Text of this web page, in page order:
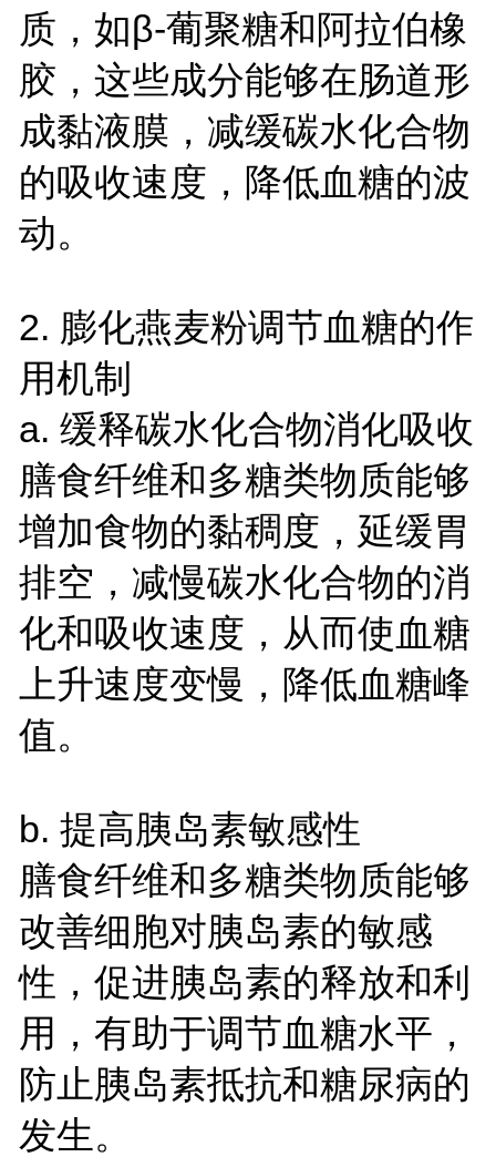
质，如β-葡聚糖和阿拉伯橡
胶，这些成分能够在肠道形
成黏液膜，减缓碳水化合物
的吸收速度，降低血糖的波
动。
2. 膨化燕麦粉调节血糖的作
用机制
a. 缓释碳水化合物消化吸收
膳食纤维和多糖类物质能够
增加食物的黏稠度，延缓胃
排空，减慢碳水化合物的消
化和吸收速度，从而使血糖
上升速度变慢，降低血糖峰
值。
b. 提高胰岛素敏感性
膳食纤维和多糖类物质能够
改善细胞对胰岛素的敏感
性，促进胰岛素的释放和利
用，有助于调节血糖水平，
防止胰岛素抵抗和糖尿病的
发生。